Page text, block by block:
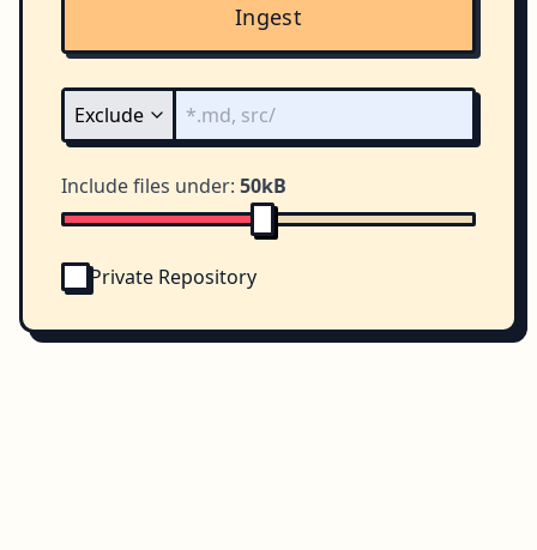
Ingest
Include files under: 50kB
Private Repository